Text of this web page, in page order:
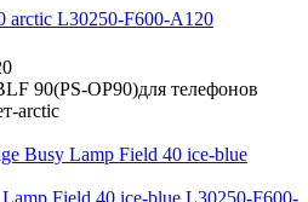
arctic L30250-F600-A120
90(PS-OP90)для телефонов
arctic